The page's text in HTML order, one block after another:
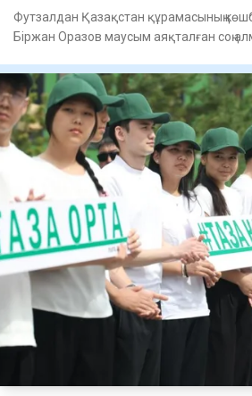
Футзалдан Қазақстан құрамасының
Біржан Оразов маусым аяқталған соң